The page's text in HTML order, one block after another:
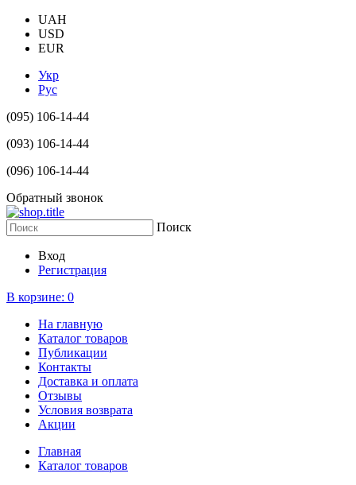
UAH
USD
EUR
Укр
Рус
(095) 106-14-44
(093) 106-14-44
(096) 106-14-44
Обратный звонок
Поиск
Вход
Регистрация
В корзине: 0
На главную
Каталог товаров
Публикации
Контакты
Доставка и оплата
Отзывы
Условия возврата
Акции
Главная
Каталог товаров